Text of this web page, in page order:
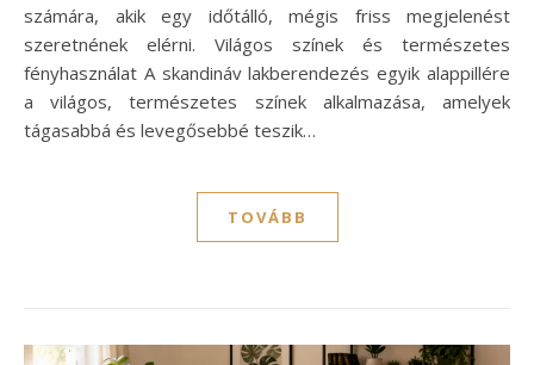
számára, akik egy időtálló, mégis friss megjelenést
szeretnének elérni. Világos színek és természetes
fényhasználat A skandináv lakberendezés egyik alappillére
a világos, természetes színek alkalmazása, amelyek
tágasabbá és levegősebbé teszik…
TOVÁBB